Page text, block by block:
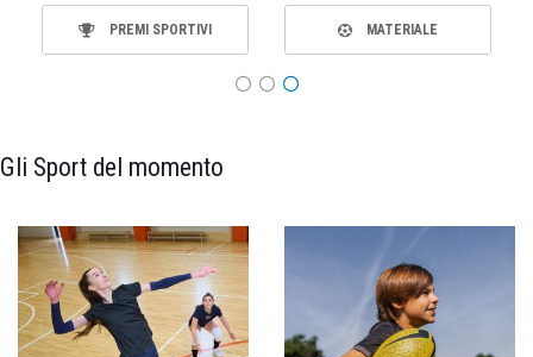
PREMI SPORTIVI MATERIALE
Gli Sport del momento